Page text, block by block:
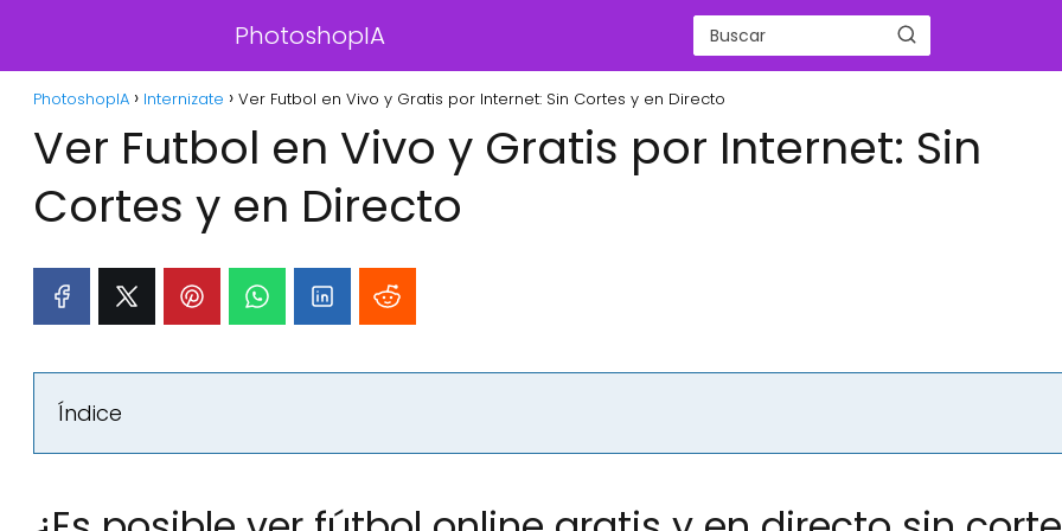
PhotoshopIA
PhotoshopIA Internizate Ver Futbol en Vivo y Gratis por Internet: Sin Cortes y en Directo
Ver Futbol en Vivo y Gratis por Internet: Sin
Cortes y en Directo
Índice